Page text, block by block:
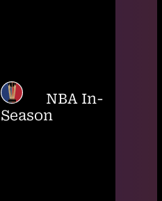
NBA In-
Season